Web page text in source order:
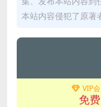
本站内容侵犯了原著
VIP
免费